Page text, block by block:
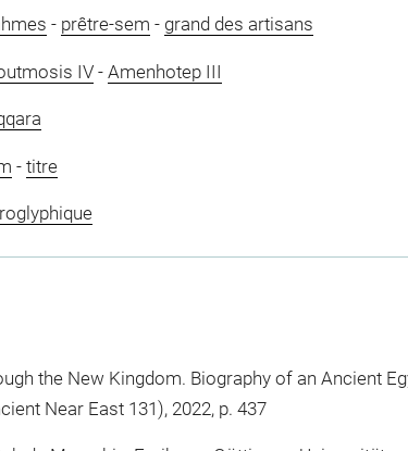
- prêtre-sem - grand des artisans
IV- Amenhotep III
- titre
the New Kingdom. Biography of an Ancient
Near East 131), 2022, p. 437